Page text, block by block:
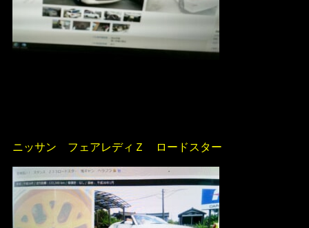
ニッサン フェアレディＺ ロードスター